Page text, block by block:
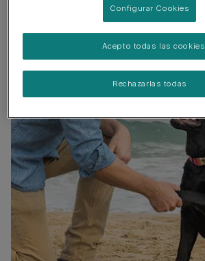
Configurar Cookies
Rechazarlas todas
Acepto todas las cookies